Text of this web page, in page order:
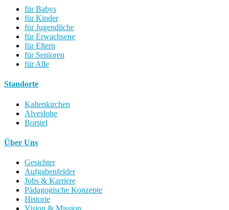
für Babys
für Kinder
für Jugendliche
für Erwachsene
für Eltern
für Senioren
für Alle
Standorte
Kaltenkirchen
Alveslohe
Borstel
Über Uns
Gesichter
Aufgabenfelder
Jobs & Karriere
Pädagogische Konzepte
Historie